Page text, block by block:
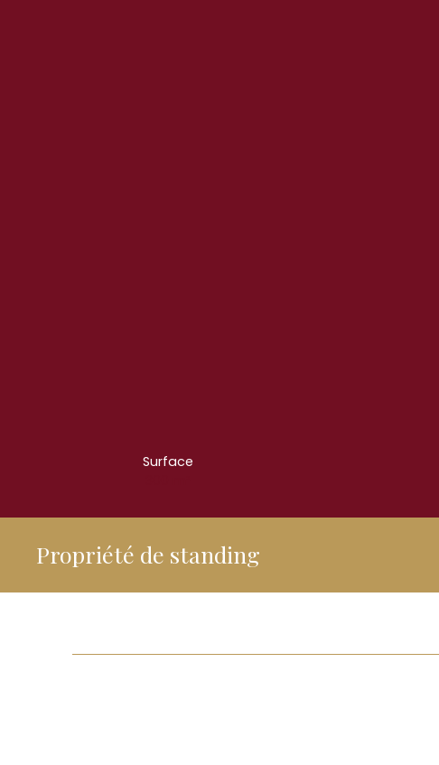
Surface
Propriété de standing